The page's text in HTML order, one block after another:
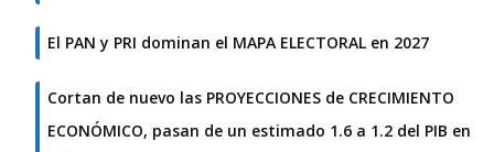
El PAN y PRI dominan el MAPA ELECTORAL en 2027
Cortan de nuevo las PROYECCIONES de CRECIMIENTO
ECONÓMICO, pasan de un estimado 1.6 a 1.2 del PIB en